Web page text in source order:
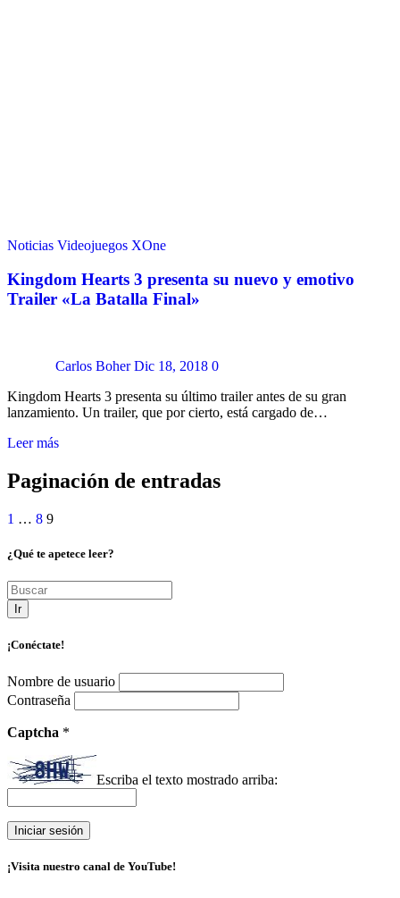
Noticias Videojuegos XOne
Kingdom Hearts 3 presenta su nuevo y emotivo
Trailer «La Batalla Final»
Carlos Boher Dic 18, 2018 0
Kingdom Hearts 3 presenta su último trailer antes de su gran
lanzamiento. Un trailer, que por cierto, está cargado de…
Leer más
Paginación de entradas
1 … 8 9
¿Qué te apetece leer?
Ir
¡Conéctate!
Nombre de usuario
Contraseña
Captcha *
Escriba el texto mostrado arriba:
¡Visita nuestro canal de YouTube!